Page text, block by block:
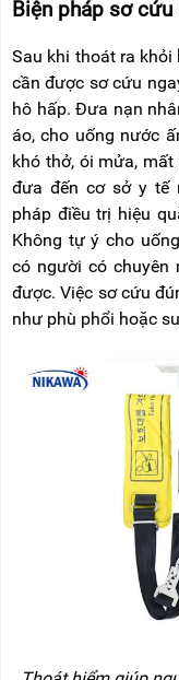
Biện pháp sơ
Sau khi thoát ra khỏi
cần được sơ cứu
hô hấp. Đưa nạn
áo, cho uống nước
khó thở, ói mửa,
đưa đến cơ sở y tế
pháp điều trị hiệu
Không tự ý cho
có người có chuyên
được. Việc sơ cứu
như phù phổi hoặc